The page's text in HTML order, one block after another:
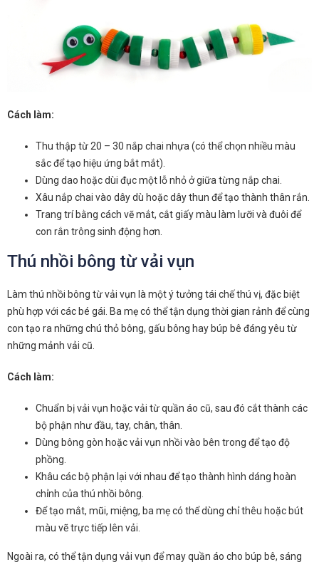
Cách làm:
Thu thập từ 20 – 30 nắp chai nhựa (có thể chọn nhiều màu
sắc để tạo hiệu ứng bắt mắt).
Dùng dao hoặc dùi đục một lỗ nhỏ ở giữa từng nắp chai.
Xâu nắp chai vào dây dù hoặc dây thun để tạo thành thân rắn.
Trang trí bằng cách vẽ mắt, cắt giấy màu làm lưỡi và đuôi để
con rắn trông sinh động hơn.
Thú nhồi bông từ vải vụn
Làm thú nhồi bông từ vải vụn là một ý tưởng tái chế thú vị, đặc biệt
phù hợp với các bé gái. Ba mẹ có thể tận dụng thời gian rảnh để cùng
con tạo ra những chú thỏ bông, gấu bông hay búp bê đáng yêu từ
những mảnh vải cũ.
Cách làm:
Chuẩn bị vải vụn hoặc vải từ quần áo cũ, sau đó cắt thành các
bộ phận như đầu, tay, chân, thân.
Dùng bông gòn hoặc vải vụn nhồi vào bên trong để tạo độ
phồng.
Khâu các bộ phận lại với nhau để tạo thành hình dáng hoàn
chỉnh của thú nhồi bông.
Để tạo mắt, mũi, miệng, ba mẹ có thể dùng chỉ thêu hoặc bút
màu vẽ trực tiếp lên vải.
Ngoài ra, có thể tận dụng vải vụn để may quần áo cho búp bê, sáng